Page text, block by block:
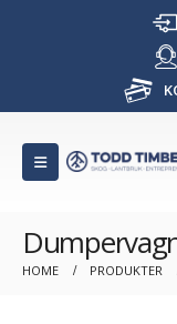
HOME PRODUKTER